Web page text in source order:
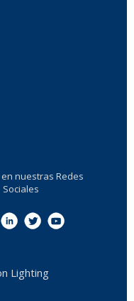
nuestras Redes
Sociales
Lighting